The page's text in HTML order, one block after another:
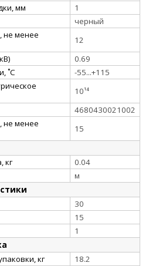
мм
1
черный
не менее
12
0.69
˚С
-55...+115
10¹⁴
4680430021002
не менее
15
кг
0.04
м
30
15
1
кг
18.2